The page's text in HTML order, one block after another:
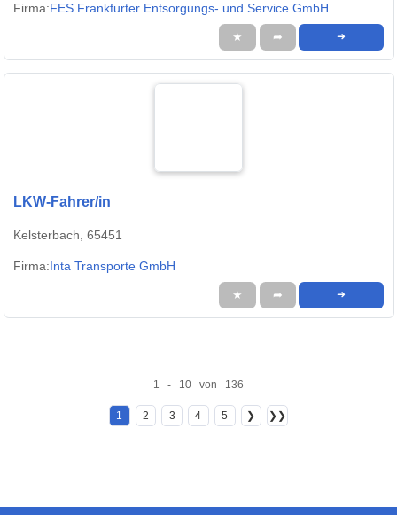
Firma:FES Frankfurter Entsorgungs- und Service GmbH
★ ➦ ➜
LKW-Fahrer/in
Kelsterbach, 65451
Firma:Inta Transporte GmbH
★ ➦ ➜
1 - 10 von 136
1 2 3 4 5 ❯ ❯❯